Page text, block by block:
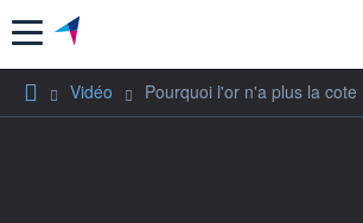
Menu
Vidéo Pourquoi l'or n'a plus la cote